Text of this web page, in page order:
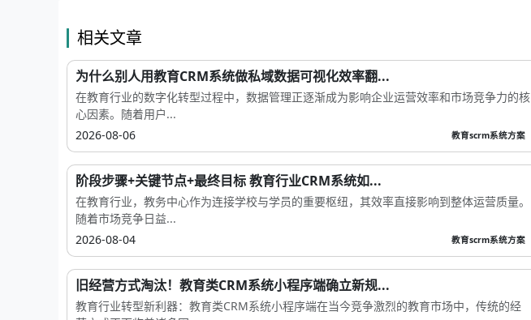
相关文章
为什么别人用教育CRM系统做私域数据可视化效率翻...
在教育行业的数字化转型过程中，数据管理正逐渐成为影响企业运营效率和市场竞争力的核
心因素。随着用户...
2026-08-06
教育scrm系统方案
阶段步骤+关键节点+最终目标 教育行业CRM系统如...
在教育行业，教务中心作为连接学校与学员的重要枢纽，其效率直接影响到整体运营质量。
随着市场竞争日益...
2026-08-04
教育scrm系统方案
旧经营方式淘汰！教育类CRM系统小程序端确立新规...
教育行业转型新利器：教育类CRM系统小程序端在当今竞争激烈的教育市场中，传统的经